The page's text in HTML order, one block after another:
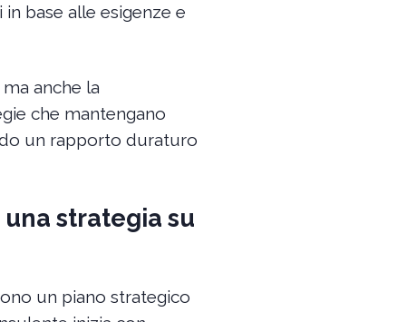
base alle esigenze e
anche la
che mantengano
un rapporto duraturo
strategia su
un piano strategico